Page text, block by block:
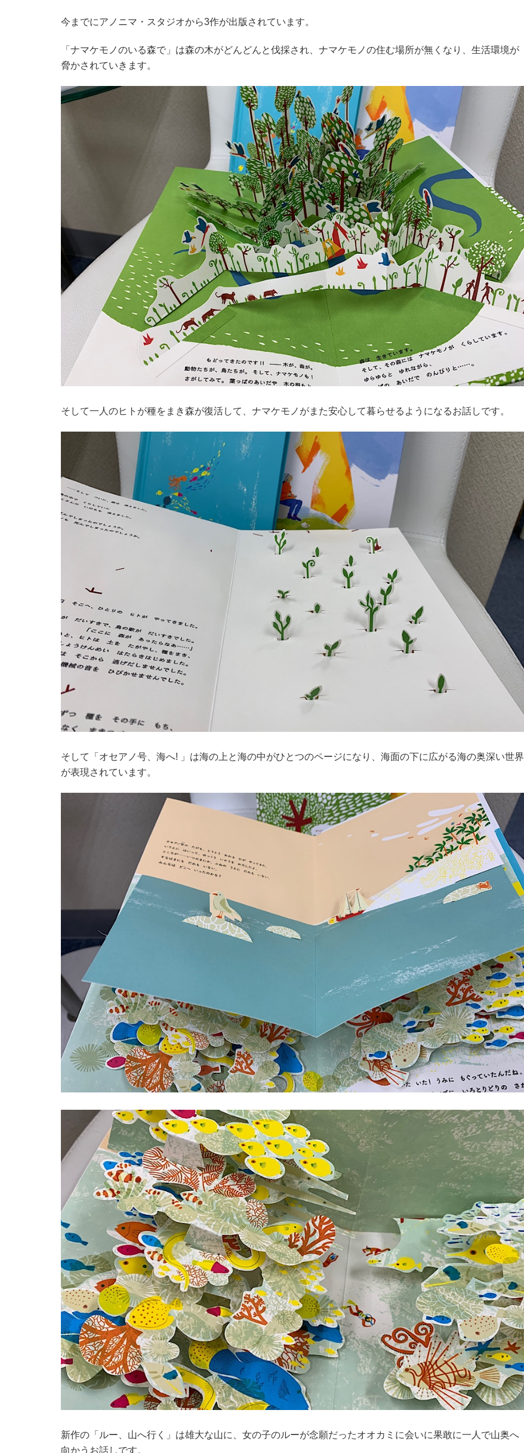
今までにアノニマ・スタジオから3作が出版されています。
「ナマケモノのいる森で」は森の木がどんどんと伐採され、ナマケモノの住む場所が無くなり、生活環境が
脅かされていきます。
そして一人のヒトが種をまき森が復活して、ナマケモノがまた安心して暮らせるようになるお話しです。
そして「オセアノ号、海へ! 」は海の上と海の中がひとつのページになり、海面の下に広がる海の奥深い世界
が表現されています。
新作の「ルー、山へ行く」は雄大な山に、女の子のルーが念願だったオオカミに会いに果敢に一人で山奥へ
向かうお話しです。